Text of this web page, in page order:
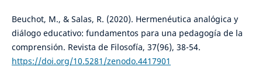
Beuchot, M., & Salas, R. (2020). Hermenéutica analógica y
diálogo educativo: fundamentos para una pedagogía de la
comprensión. Revista de Filosofía, 37(96), 38-54.
https://doi.org/10.5281/zenodo.4417901